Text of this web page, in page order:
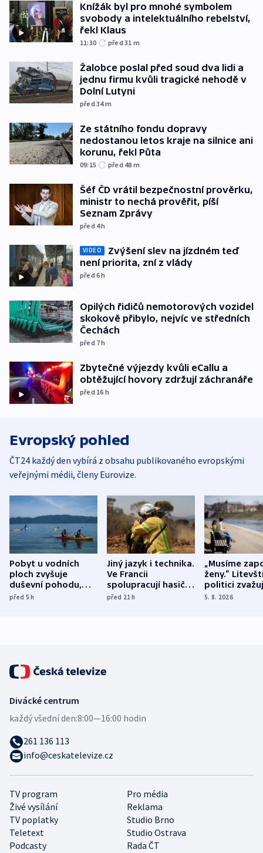
Knížák byl pro mnohé symbolem
svobody a intelektuálního rebelství,
řekl Klaus
11:30 před 31 m
Žalobce poslal před soud dva lidi a
jednu firmu kvůli tragické nehodě v
Dolní Lutyni
před 34m
Ze státního fondu dopravy
nedostanou letos kraje na silnice ani
korunu, řekl Půta
09:15 před 48 m
Šéf ČD vrátil bezpečnostní prověrku,
ministr to nechá prověřit, píší
Seznam Zprávy
před 4h
VIDEO
Zvýšení slev na jízdném teď
není priorita, zní z vlády
před 6h
Opilých řidičů nemotorových vozidel
skokově přibylo, nejvíc ve středních
Čechách
před 7h
Zbytečné výjezdy kvůli eCallu a
obtěžující hovory zdržují záchranáře
před 16 h
Evropský pohled
ČT24 každý den vybírá z obsahu publikovaného evropskými
veřejnými médii, členy Eurovize.
Pobyt u vodních
ploch zvyšuje
duševní pohodu,
ukázala
před 5h
Jiný jazyk i technika.
Ve Francii
spolupracují hasiči z
různých zemí
před 21h
„Musíme
ženy.“
politici
dohodu o
5. 8. 2026
TV program
Pro média
Živé vysílání
Reklama
TV poplatky
Studio Brno
Teletext
Studio Ostrava
Podcasty
Rada ČT
Divácké centrum
každý všední den:8:00—16:00 hodin
261 136 113
info@ceskatelevize.cz